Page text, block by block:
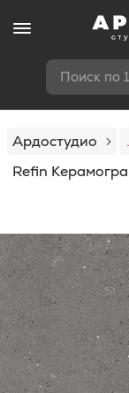
Поиск по
Ардостудио
Refin